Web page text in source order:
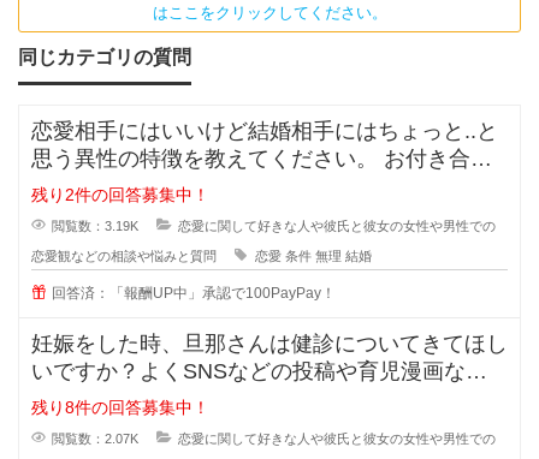
はここをクリックしてください。
同じカテゴリの質問
恋愛相手にはいいけど結婚相手にはちょっと..と
思う異性の特徴を教えてください。 お付き合い
をしている間に相手のいい
残り2件の回答募集中！
閲覧数：3.19K 恋愛に関して好きな人や彼氏と彼女の女性や男性での
恋愛観などの相談や悩みと質問 恋愛 条件 無理 結婚
回答済：「報酬UP中」承認で100PayPay！
妊娠をした時、旦那さんは健診についてきてほし
いですか？よくSNSなどの投稿や育児漫画など
を見ていたりすると、仲の良さそう
残り8件の回答募集中！
閲覧数：2.07K 恋愛に関して好きな人や彼氏と彼女の女性や男性での